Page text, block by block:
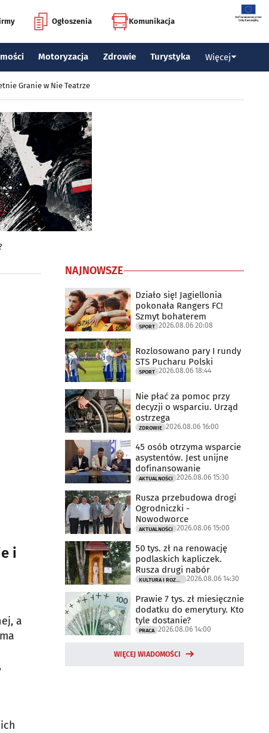
Ogłoszenia Komunikacja
Motoryzacja Zdrowie Turystyka Więcej
Granie w Nie Teatrze
i
a
NAJNOWSZE
Działo się! Jagiellonia
pokonała Rangers FC!
Szmyt bohaterem
SPORT 2026.08.06 20:08
Rozlosowano pary I rundy
STS Pucharu Polski
SPORT 2026.08.06 18:44
Nie płać za pomoc przy
decyzji o wsparciu. Urząd
ostrzega
ZDROWIE 2026.08.06 16:00
45 osób otrzyma wsparcie
asystentów. Jest unijne
dofinansowanie
AKTUALNOŚCI 2026.08.06 15:30
Rusza przebudowa drogi
Ogrodniczki -
Nowodworce
AKTUALNOŚCI 2026.08.06 15:00
50 tys. zł na renowację
podlaskich kapliczek.
Rusza drugi nabór
2026.08.06 14:30
Prawie 7 tys. zł miesięcznie
dodatku do emerytury. Kto
tyle dostanie?
PRACA 2026.08.06 14:00
WIĘCEJ WIADOMOŚCI